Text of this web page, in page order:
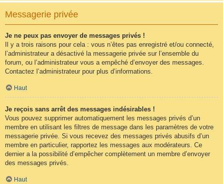
Messagerie privée
Je ne peux pas envoyer de messages privés !
Il y a trois raisons pour cela : vous n’êtes pas enregistré et/ou connecté,
l’administrateur a désactivé la messagerie privée sur l’ensemble du
forum, ou l’administrateur vous a empêché d’envoyer des messages.
Contactez l’administrateur pour plus d’informations.
Haut
Je reçois sans arrêt des messages indésirables !
Vous pouvez supprimer automatiquement les messages privés d’un
membre en utilisant les filtres de message dans les paramètres de votre
messagerie privée. Si vous recevez des messages privés abusifs d’un
membre en particulier, rapportez les messages aux modérateurs. Ce
dernier a la possibilité d’empêcher complètement un membre d’envoyer
des messages privés.
Haut